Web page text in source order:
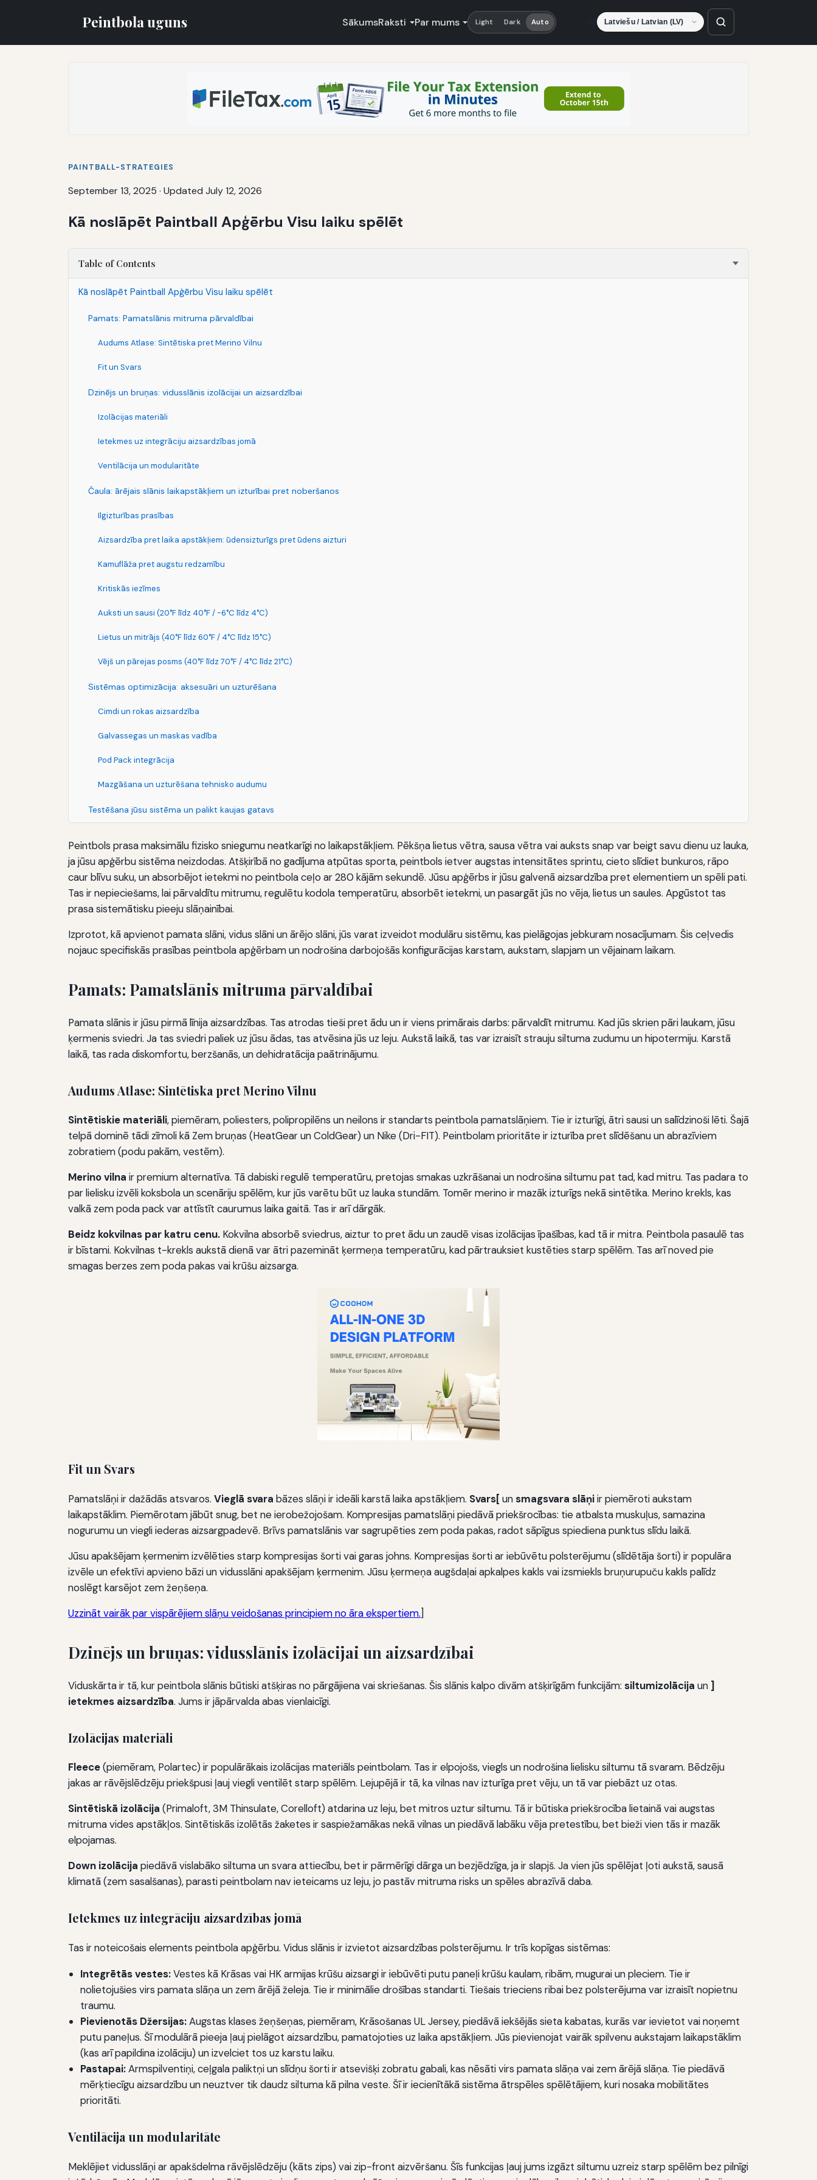
Peintbola uguns SākumsRaksti Par mums Light Dark Auto
PAINTBALL-STRATEGIES
September 13, 2025 · Updated July 12, 2026
Kā noslāpēt Paintball Apģērbu Visu laiku spēlēt
Table of Contents
Kā noslāpēt Paintball Apģērbu Visu laiku spēlēt
Pamats: Pamatslānis mitruma pārvaldībai
Audums Atlase: Sintētiska pret Merino Vilnu
Fit un Svars
Dzinējs un bruņas: vidusslānis izolācijai un aizsardzībai
Izolācijas materiāli
Ietekmes uz integrāciju aizsardzības jomā
Ventilācija un modularitāte
Čaula: ārējais slānis laikapstākļiem un izturībai pret noberšanos
Ilgizturības prasības
Aizsardzība pret laika apstākļiem: ūdensizturīgs pret ūdens aizturi
Kamuflāža pret augstu redzamību
Kritiskās iezīmes
Auksti un sausi (20°F līdz 40°F / -6°C līdz 4°C)
Lietus un mitrājs (40°F līdz 60°F / 4°C līdz 15°C)
Vējš un pārejas posms (40°F līdz 70°F / 4°C līdz 21°C)
Sistēmas optimizācija: aksesuāri un uzturēšana
Cimdi un rokas aizsardzība
Galvassegas un maskas vadība
Pod Pack integrācija
Mazgāšana un uzturēšana tehnisko audumu
Testēšana jūsu sistēma un palikt kaujas gatavs
Peintbols prasa maksimālu fizisko sniegumu neatkarīgi no laikapstākļiem. Pēkšņa lietus vētra, sausa vētra vai auksts snap var beigt savu dienu uz lauka,
ja jūsu apģērbu sistēma neizdodas. Atšķirībā no gadījuma atpūtas sporta, peintbols ietver augstas intensitātes sprintu, cieto slīdiet bunkuros, rāpo
caur blīvu suku, un absorbējot ietekmi no peintbola ceļo ar 280 kājām sekundē. Jūsu apģērbs ir jūsu galvenā aizsardzība pret elementiem un spēli pati.
Tas ir nepieciešams, lai pārvaldītu mitrumu, regulētu kodola temperatūru, absorbēt ietekmi, un pasargāt jūs no vēja, lietus un saules. Apgūstot tas
prasa sistemātisku pieeju slāņainībai.
Izprotot, kā apvienot pamata slāni, vidus slāni un ārējo slāni, jūs varat izveidot modulāru sistēmu, kas pielāgojas jebkuram nosacījumam. Šis ceļvedis
nojauc specifiskās prasības peintbola apģērbam un nodrošina darbojošās konfigurācijas karstam, aukstam, slapjam un vējainam laikam.
Pamats: Pamatslānis mitruma pārvaldībai
Pamata slānis ir jūsu pirmā līnija aizsardzības. Tas atrodas tieši pret ādu un ir viens primārais darbs: pārvaldīt mitrumu. Kad jūs skrien pāri laukam, jūsu
ķermenis sviedri. Ja tas sviedri paliek uz jūsu ādas, tas atvēsina jūs uz leju. Aukstā laikā, tas var izraisīt strauju siltuma zudumu un hipotermiju. Karstā
laikā, tas rada diskomfortu, berzšanās, un dehidratācija paātrinājumu.
Audums Atlase: Sintētiska pret Merino Vilnu
Sintētiskie materiāli, piemēram, poliesters, polipropilēns un neilons ir standarts peintbola pamatslāņiem. Tie ir izturīgi, ātri sausi un salīdzinoši lēti. Šajā
telpā dominē tādi zīmoli kā Zem bruņas (HeatGear un ColdGear) un Nike (Dri-FIT). Peintbolam prioritāte ir izturība pret slīdēšanu un abrazīviem
zobratiem (podu pakām, vestēm).
Merino vilna ir premium alternatīva. Tā dabiski regulē temperatūru, pretojas smakas uzkrāšanai un nodrošina siltumu pat tad, kad mitru. Tas padara to
par lielisku izvēli koksbola un scenāriju spēlēm, kur jūs varētu būt uz lauka stundām. Tomēr merino ir mazāk izturīgs nekā sintētika. Merino krekls, kas
valkā zem poda pack var attīstīt caurumus laika gaitā. Tas ir arī dārgāk.
Beidz kokvilnas par katru cenu. Kokvilna absorbē sviedrus, aiztur to pret ādu un zaudē visas izolācijas īpašības, kad tā ir mitra. Peintbola pasaulē tas
ir bīstami. Kokvilnas t-krekls aukstā dienā var ātri pazemināt ķermeņa temperatūru, kad pārtrauksiet kustēties starp spēlēm. Tas arī noved pie
smagas berzes zem poda pakas vai krūšu aizsarga.
Fit un Svars
Pamatslāņi ir dažādās atsvaros. Vieglā svara bāzes slāņi ir ideāli karstā laika apstākļiem. Svars[ unsmagsvara slāņiir piemēroti aukstam
laikapstāklim. Piemērotam jābūt snug, bet ne ierobežojošam. Kompresijas pamatslāņi piedāvā priekšrocības: tie atbalsta muskuļus, samazina
nogurumu un viegli iederas aizsargpadevē. Brīvs pamatslānis var sagrupēties zem poda pakas, radot sāpīgus spiediena punktus slīdu laikā.
Jūsu apakšējam ķermenim izvēlēties starp kompresijas šorti vai garas johns. Kompresijas šorti ar iebūvētu polsterējumu (slīdētāja šorti) ir populāra
izvēle un efektīvi apvieno bāzi un vidusslāni apakšējam ķermenim. Jūsu ķermeņa augšdaļai apkalpes kakls vai izsmiekls bruņurupuču kakls palīdz
noslēgt karsējot zem žeņšeņa.
Uzzināt vairāk par vispārējiem slāņu veidošanas principiem no āra ekspertiem.]
Dzinējs un bruņas: vidusslānis izolācijai un aizsardzībai
Viduskārta ir tā, kur peintbola slānis būtiski atšķiras no pārgājiena vai skriešanas. Šis slānis kalpo divām atšķirīgām funkcijām: siltumizolācija un ]
ietekmes aizsardzība. Jums ir jāpārvalda abas vienlaicīgi.
Izolācijas materiāli
Fleece(piemēram, Polartec) ir populārākais izolācijas materiāls peintbolam. Tas ir elpojošs, viegls un nodrošina lielisku siltumu tā svaram. Bēdzēju
jakas ar rāvējslēdzēju priekšpusi ļauj viegli ventilēt starp spēlēm. Lejupējā ir tā, ka vilnas nav izturīga pret vēju, un tā var piebāzt uz otas.
Sintētiskā izolācija (Primaloft, 3M Thinsulate, Corelloft) atdarina uz leju, bet mitros uztur siltumu. Tā ir būtiska priekšrocība lietainā vai augstas
mitruma vides apstākļos. Sintētiskās izolētās žaketes ir saspiežamākas nekā vilnas un piedāvā labāku vēja pretestību, bet bieži vien tās ir mazāk
elpojamas.
Down izolācija piedāvā vislabāko siltuma un svara attiecību, bet ir pārmērīgi dārga un bezjēdzīga, ja ir slapjš. Ja vien jūs spēlējat ļoti aukstā, sausā
klimatā (zem sasalšanas), parasti peintbolam nav ieteicams uz leju, jo pastāv mitruma risks un spēles abrazīvā daba.
Ietekmes uz integrāciju aizsardzības jomā
Tas ir noteicošais elements peintbola apģērbu. Vidus slānis ir izvietot aizsardzības polsterējumu. Ir trīs kopīgas sistēmas:
Integrētās vestes:Vestes kā Krāsas vai HK armijas krūšu aizsargi ir iebūvēti putu paneļi krūšu kaulam, ribām, mugurai un pleciem. Tie ir
nolietojušies virs pamata slāņa un zem ārējā želeja. Tie ir minimālie drošības standarti. Tiešais trieciens ribai bez polsterējuma var izraisīt nopietnu
traumu.
Pievienotās Džersijas:Augstas klases žeņšeņas, piemēram, Krāsošanas UL Jersey, piedāvā iekšējās sieta kabatas, kurās var ievietot vai noņemt
putu paneļus. Šī modulārā pieeja ļauj pielāgot aizsardzību, pamatojoties uz laika apstākļiem. Jūs pievienojat vairāk spilvenu aukstajam laikapstāklim
(kas arī papildina izolāciju) un izvelciet tos uz karstu laiku.
Pastapai:Armspilventiņi, ceļgala paliktņi un slīdņu šorti ir atsevišķi zobratu gabali, kas nēsāti virs pamata slāņa vai zem ārējā slāņa. Tie piedāvā
mērķtiecīgu aizsardzību un neuztver tik daudz siltuma kā pilna veste. Šī ir iecienītākā sistēma ātrspēles spēlētājiem, kuri nosaka mobilitātes
prioritāti.
Ventilācija un modularitāte
Meklējiet vidusslāņi ar apakšdelma rāvējslēdzēju (kāts zips) vai zip-front aizvēršanu. Šīs funkcijas ļauj jums izgāzt siltumu uzreiz starp spēlēm bez pilnīgi